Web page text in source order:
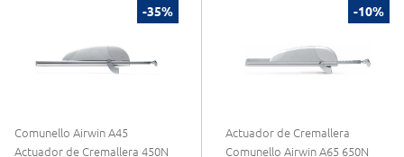
-35%
Comunello Airwin A45
Actuador de Cremallera 450N
-10%
Actuador de Cremallera
Comunello Airwin A65 650N